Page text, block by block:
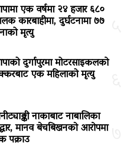
एक वर्षमा २४ हजार ६८०
कारबाहीमा, दुर्घटनामा ७७
मृत्यु
दुर्गापुरमा मोटरसाइकलको
एक महिलाको मृत्यु
नाकाबाट नाबालिका
मानव बेचबिखनको आरोपमा
पक्राउ